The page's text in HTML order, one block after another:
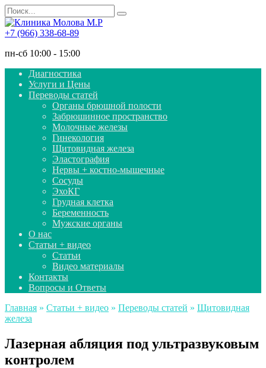
Перейти
к
содержанию
Search
for:
+7 (966) 338-68-89
пн-сб 10:00 - 15:00
Диагностика
Услуги и Цены
Переводы статей
Органы брюшной полости
Забрюшинное пространство
Молочные железы
Гинекология
Щитовидная железа
Эластография
Нервы + костно-мышечные
Сосуды
ЭхоКГ
Грудная клетка
Беременность
Мужские органы
О нас
Статьи + видео
Статьи
Видео материалы
Контакты
Вопросы и Ответы
Главная » Статьи + видео » Переводы статей » Щитовидная
железа
Лазерная абляция под ультразвуковым
контролем